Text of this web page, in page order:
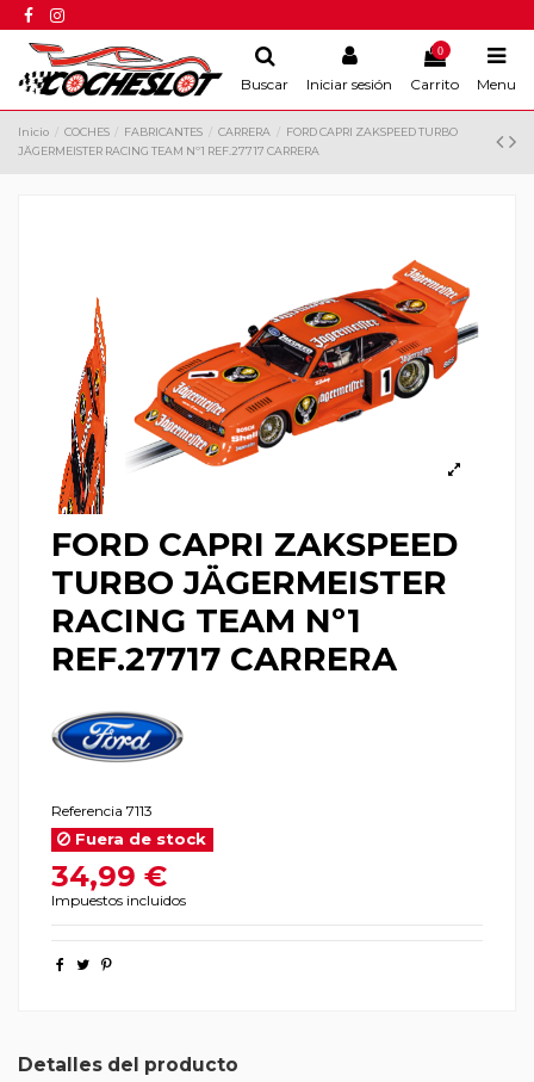
Buscar Iniciar sesión
0
Carrito Menu
Inicio COCHES FABRICANTES CARRERA
FORD CAPRI ZAKSPEED TURBO
JÄGERMEISTER RACING TEAM Nº1 REF.27717 CARRERA
FORD CAPRI ZAKSPEED
TURBO JÄGERMEISTER
RACING TEAM Nº1
REF.27717 CARRERA
Referencia 7113
Fuera de stock
34,99 €
Impuestos incluidos
Detalles del producto